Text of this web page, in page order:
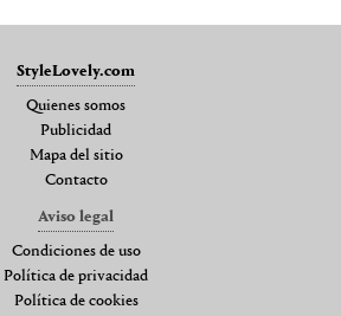
StyleLovely.com
Quienes somos
Publicidad
Mapa del sitio
Contacto
Aviso legal
Condiciones de uso
Política de privacidad
Política de cookies